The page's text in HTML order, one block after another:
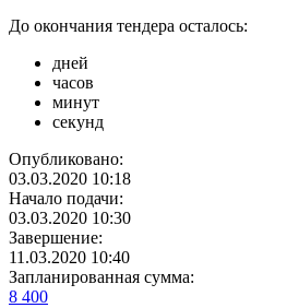
До окончания тендера осталось:
дней
часов
минут
секунд
Опубликовано:
03.03.2020 10:18
Начало подачи:
03.03.2020 10:30
Завершение:
11.03.2020 10:40
Запланированная сумма:
8 400